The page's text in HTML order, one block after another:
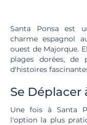
Santa Ponsa est
charme espagnol
ouest de Majorque.
plages dorées, de
d'histoires
Se Déplacer
Une fois à Santa
l'option la plus